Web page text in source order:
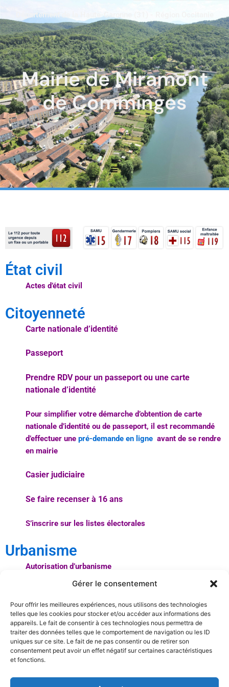
Gérer le consentement
Pour offrir les meilleures expériences, nous utilisons des technologies
telles que les cookies pour stocker et/ou accéder aux informations des
appareils. Le fait de consentir à ces technologies nous permettra de
traiter des données telles que le comportement de navigation ou les ID
uniques sur ce site. Le fait de ne pas consentir ou de retirer son
consentement peut avoir un effet négatif sur certaines caractéristiques
et fonctions.
Mairie de Miramont
de Comminges
Département de la Haute-Garonne (31) - Région Occitanie
État civil
Actes d’état civil
Citoyenneté
Carte nationale d’identité
Passeport
Prendre RDV pour un passeport ou une carte
nationale d’identité
Pour simplifier votre démarche d’obtention de carte
nationale d’identité ou de passeport, il est recommandé
d’effectuer une pré-demande en ligne avant de se rendre
en mairie
Casier judiciaire
Se faire recenser à 16 ans
S’inscrire sur les listes électorales
Urbanisme
Autorisation d’urbanisme